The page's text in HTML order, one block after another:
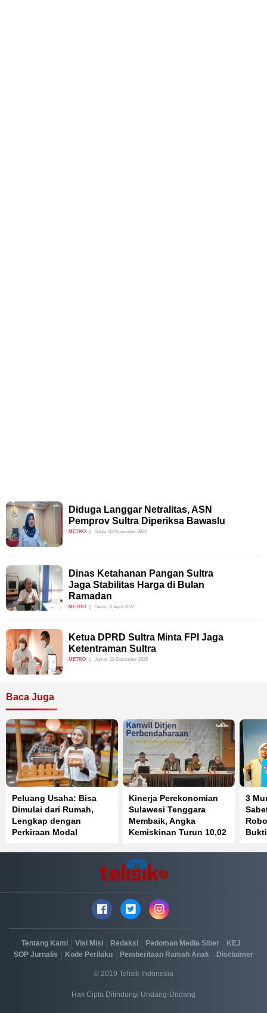
Diduga Langgar Netralitas, ASN
Pemprov Sultra Diperiksa Bawaslu
METRO Sabtu, 02 November 2024
Dinas Ketahanan Pangan Sultra
Jaga Stabilitas Harga di Bulan
Ramadan
METRO Senin, 11 April 2022
Ketua DPRD Sultra Minta FPI Jaga
Ketentraman Sultra
METRO Jumat, 18 Desember 2020
Baca Juga
Peluang Usaha: Bisa
Dimulai dari Rumah,
Lengkap dengan
Perkiraan Modal
Kinerja Perekonomian
Sulawesi Tenggara
Membaik, Angka
Kemiskinan Turun 10,02
3
Tentang Kami Visi Misi Redaksi Pedoman Media Siber KEJ
SOP Jurnalis Kode Perilaku Pemberitaan Ramah Anak Disclaimer
© 2019 Telisik Indonesia
Hak Cipta Dilindungi Undang-Undang